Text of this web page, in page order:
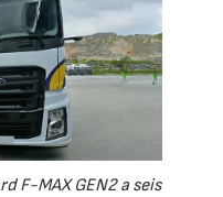
F-MAX GEN2 a seis